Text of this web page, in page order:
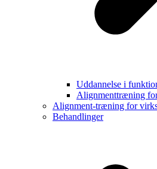
Uddannelse i
Alignmenttræning
Alignment-træning for
Behandlinger